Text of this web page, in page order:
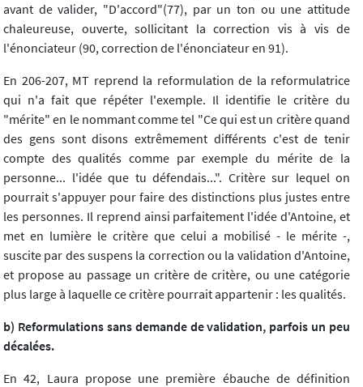
avant de valider, "D'accord"(77), par un ton ou une attitude
chaleureuse, ouverte, sollicitant la correction vis à vis de
l'énonciateur (90, correction de l'énonciateur en 91).
En 206-207, MT reprend la reformulation de la reformulatrice
qui n'a fait que répéter l'exemple. Il identifie le critère du
"mérite" en le nommant comme tel "Ce qui est un critère quand
des gens sont disons extrêmement différents c'est de tenir
compte des qualités comme par exemple du mérite de la
personne... l'idée que tu défendais...". Critère sur lequel on
pourrait s'appuyer pour faire des distinctions plus justes entre
les personnes. Il reprend ainsi parfaitement l'idée d'Antoine, et
met en lumière le critère que celui a mobilisé - le mérite -,
suscite par des suspens la correction ou la validation d'Antoine,
et propose au passage un critère de critère, ou une catégorie
plus large à laquelle ce critère pourrait appartenir : les qualités.
b) Reformulations sans demande de validation, parfois un peu
décalées.
En 42, Laura propose une première ébauche de définition